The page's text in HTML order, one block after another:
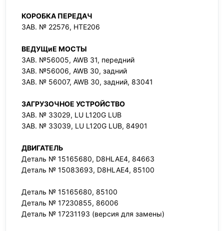
КОРОБКА ПЕРЕДАЧ
ЗАВ. № 22576, HTE206
ВЕДУЩиЕ МОСТЫ
ЗАВ. №56005, AWB 31, передний
ЗАВ. №56006, AWB 30, задний
ЗАВ. № 56007, AWB 30, задний, 83041
ЗАГРУЗОЧНОЕ УСТРОЙСТВО
ЗАВ. № 33029, LU L120G LUB
ЗАВ. № 33039, LU L120G LUB, 84901
ДВИГАТЕЛЬ
Деталь № 15165680, D8HLAE4, 84663
Деталь № 15083693, D8HLAE4, 85100
Деталь № 15165680, 85100
Деталь № 17230855, 86006
Деталь № 17231193 (версия для замены)